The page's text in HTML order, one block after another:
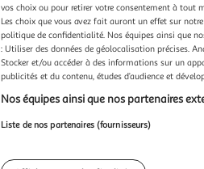
vos choix ou pour retirer votre consentement à tout
Les choix que vous avez fait auront un effet sur
politique de confidentialité. Nos équipes ainsi que
: Utiliser des données de géolocalisation précises.
Stocker et/ou accéder à des informations sur un
publicités et du contenu, études d’audience et
Nos équipes ainsi que nos partenaires
Liste de nos partenaires (fournisseurs)